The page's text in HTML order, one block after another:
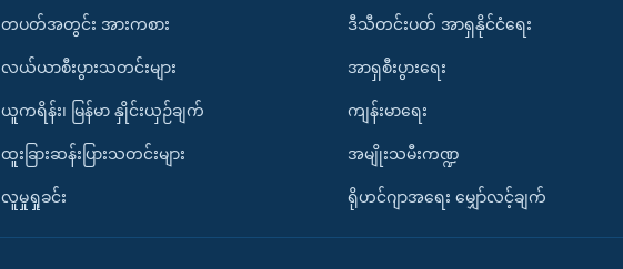
တပတ်အတွင်း အားကစား
လယ်ယာစီးပွားသတင်းများ
ယူကရိန်း၊ မြန်မာ နှိုင်းယှဉ်ချက်
ထူးခြားဆန်းပြားသတင်းများ
လူမှုရှုခင်း
ဒီသီတင်းပတ် အာရှနိုင်ငံရေး
အာရှစီးပွားရေး
ကျန်းမာရေး
အမျိုးသမီးကဏ္ဍ
ရိုဟင်ဂျာအရေး မျှော်လင့်ချက်